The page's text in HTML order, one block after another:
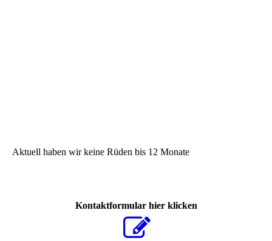
Aktuell haben wir keine Rüden bis 12 Monate
Kontaktformular hier klicken